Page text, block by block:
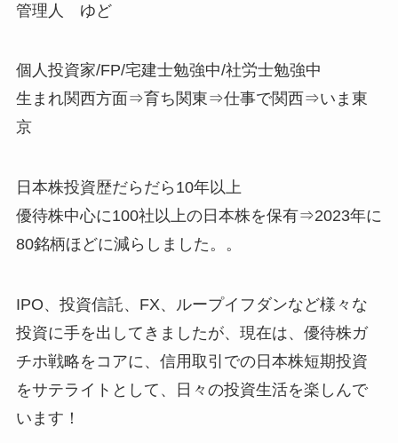
管理人 ゆど
個人投資家/FP/宅建士勉強中/社労士勉強中
生まれ関西方面⇒育ち関東⇒仕事で関西⇒いま東
京
日本株投資歴だらだら10年以上
優待株中心に100社以上の日本株を保有⇒2023年に
80銘柄ほどに減らしました。。
IPO、投資信託、FX、ループイフダンなど様々な
投資に手を出してきましたが、現在は、優待株ガ
チホ戦略をコアに、信用取引での日本株短期投資
をサテライトとして、日々の投資生活を楽しんで
います！